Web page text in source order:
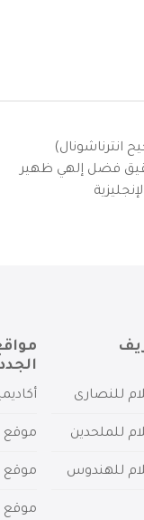
انترناشونال)
تحقيق فضل إلهي ظهير
للنصارى
للملحدين
للهندوس
موقع
موقع
موقع